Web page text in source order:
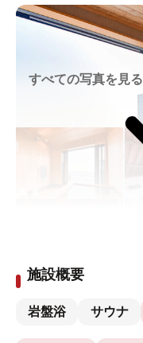
すべての写真を見る
施設概要
岩盤浴 サウナ